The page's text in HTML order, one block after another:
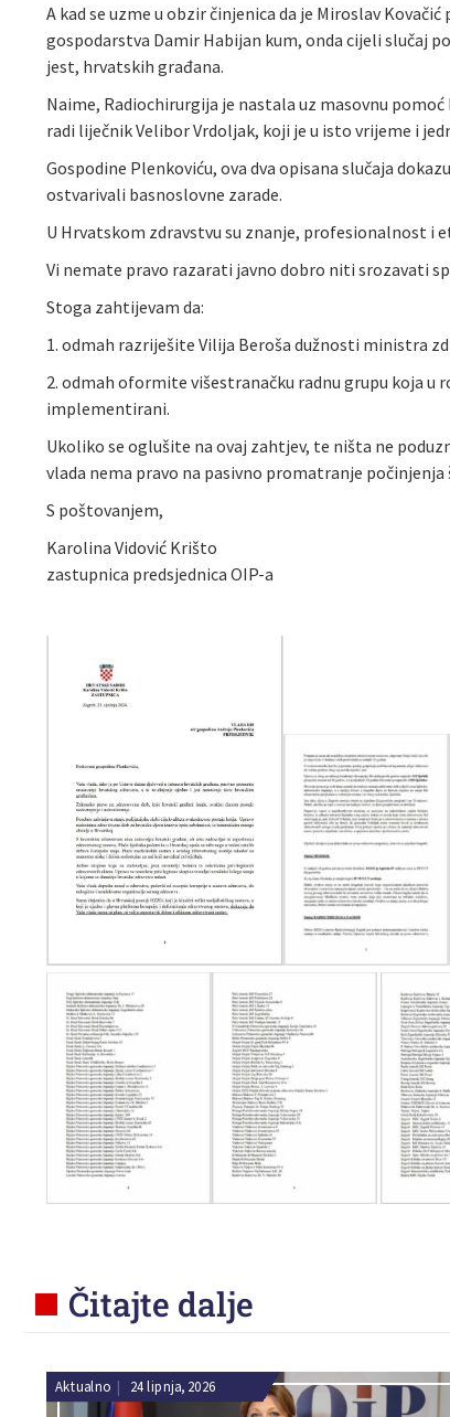
A kad se uzme u obzir činjenica da je Miroslav
gospodarstva Damir Habijan kum, onda cijeli slučaj
jest, hrvatskih građana.
Naime, Radiochirurgija je nastala uz masovnu
radi liječnik Velibor Vrdoljak, koji je u isto vrijeme i
Gospodine Plenkoviću, ova dva opisana slučaja
ostvarivali basnoslovne zarade.
U Hrvatskom zdravstvu su znanje, profesionalnost
Vi nemate pravo razarati javno dobro niti srozavati
Stoga zahtijevam da:
1. odmah razriješite Vilija Beroša dužnosti ministra
2. odmah oformite višestranačku radnu grupu koja u
implementirani.
Ukoliko se oglušite na ovaj zahtjev, te ništa ne
vlada nema pravo na pasivno promatranje
S poštovanjem,
Karolina Vidović Krišto
zastupnica predsjednica OIP-a
Čitajte dalje
Aktualno 24 lipnja, 2026